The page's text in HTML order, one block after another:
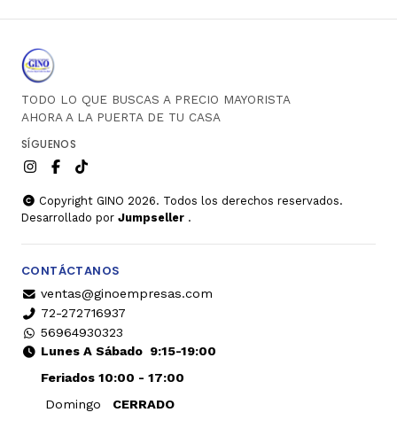
TODO LO QUE BUSCAS A PRECIO MAYORISTA
AHORA A LA PUERTA DE TU CASA
SÍGUENOS
Copyright GINO 2026. Todos los derechos reservados.
Desarrollado por Jumpseller .
CONTÁCTANOS
ventas@ginoempresas.com
72-272716937
56964930323
Lunes A Sábado9:15-19:00
Feriados 10:00 - 17:00
Domingo
CERRADO